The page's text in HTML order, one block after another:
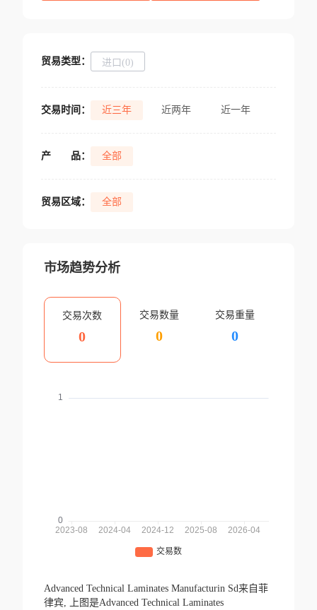
贸易类型： 进口(0)
交易时间： 近三年 近两年 近一年
产 品： 全部
贸易区域： 全部
市场趋势分析
交易次数
0
交易数量
0
交易重量
0
Advanced Technical Laminates Manufacturin Sd来自菲
律宾,
上图是Advanced Technical Laminates